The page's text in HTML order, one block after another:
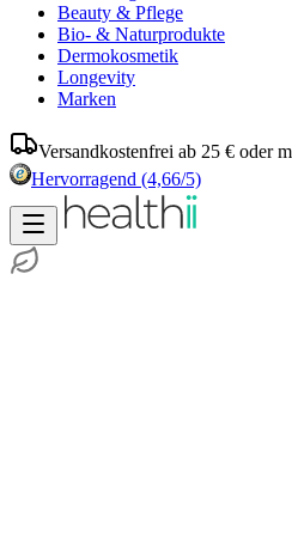
Beauty & Pflege
Bio- & Naturprodukte
Dermokosmetik
Longevity
Marken
Versandkostenfrei ab 25 € oder
Hervorragend (4,66/5)